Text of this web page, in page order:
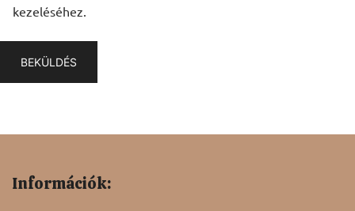
kezeléséhez.
Információk: